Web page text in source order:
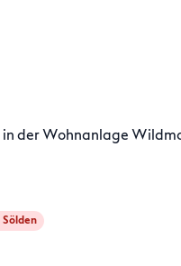
der Wohnanlage